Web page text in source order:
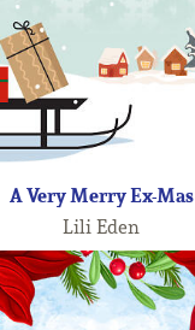
A Very Merry Ex-Mas
Lili Eden